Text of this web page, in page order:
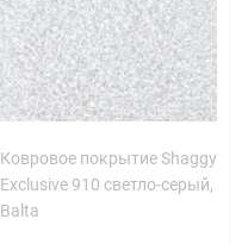
Ковровое покрытие Shaggy
Exclusive 910 светло-серый,
Balta